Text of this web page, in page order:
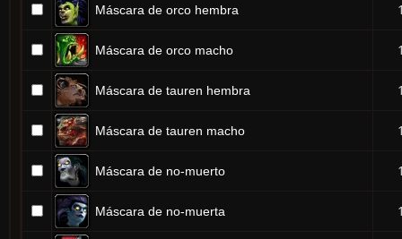
Máscara de orco hembra
Máscara de orco macho
Máscara de tauren hembra
Máscara de tauren macho
Máscara de no-muerto
Máscara de no-muerta